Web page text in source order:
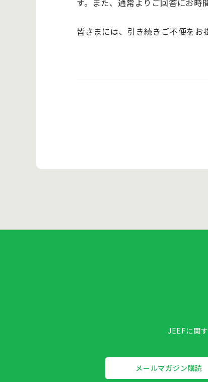
す。また、通常よりご回答にお時
皆さまには、引き続きご不便をお
JEEFに関
メールマガジン購読